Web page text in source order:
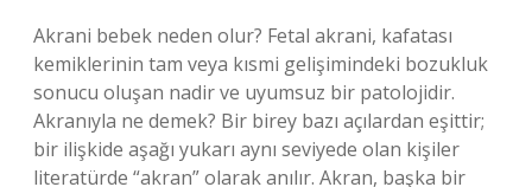
Akrani bebek neden olur? Fetal akrani, kafatası
kemiklerinin tam veya kısmi gelişimindeki bozukluk
sonucu oluşan nadir ve uyumsuz bir patolojidir.
Akranıyla ne demek? Bir birey bazı açılardan eşittir;
bir ilişkide aşağı yukarı aynı seviyede olan kişiler
literatürde “akran” olarak anılır. Akran, başka bir